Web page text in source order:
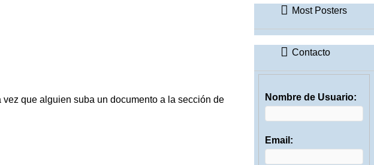
que alguien suba un documento a la sección de
Most Posters
Contacto
Nombre de Usuario:
Email: